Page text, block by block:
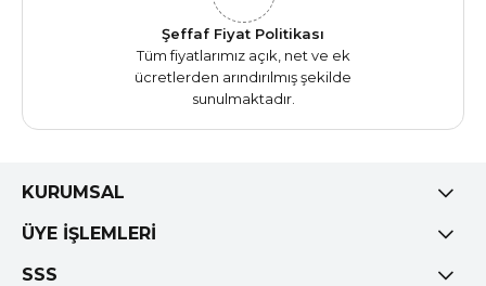
Şeffaf Fiyat Politikası
Tüm fiyatlarımız açık, net ve ek
ücretlerden arındırılmış şekilde
sunulmaktadır.
KURUMSAL
ÜYE İŞLEMLERİ
SSS